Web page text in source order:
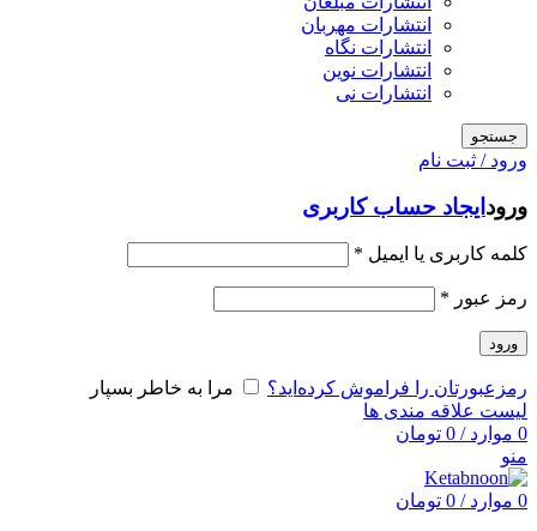
انتشارات مهربان
انتشارات نگاه
انتشارات نوین
انتشارات نی
جستجو
ورود / ثبت نام
ورود ایجاد حساب کاربری
کلمه کاربری یا ایمیل *
رمز عبور *
ورود
رمزعبورتان را فراموش کرده‌اید؟
مرا به خاطر بسپار
لیست علاقه مندی ها
0 موارد /
0 تومان
منو
0 موارد /
0 تومان